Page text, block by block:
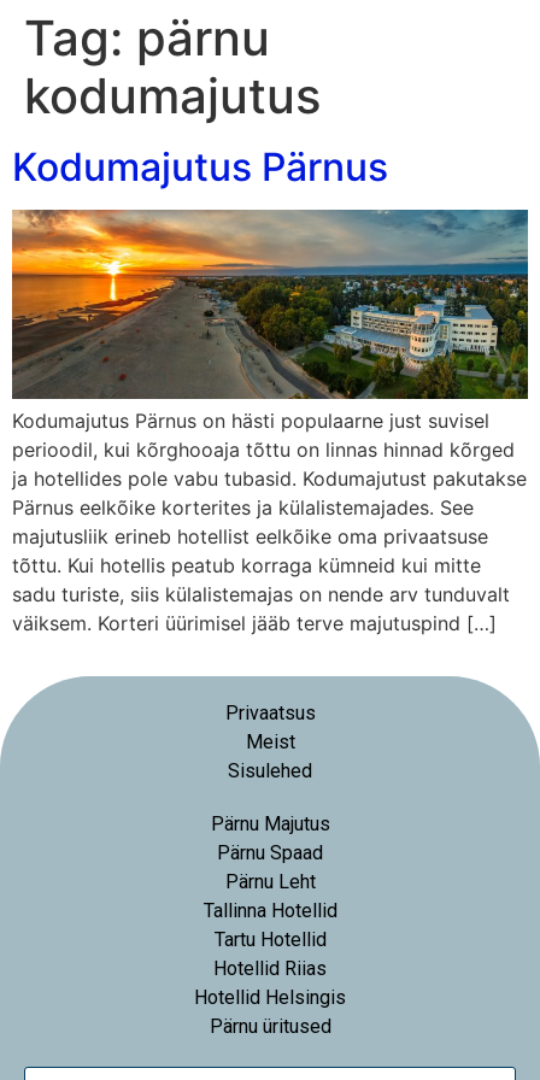
Tag: pärnu
kodumajutus
Kodumajutus Pärnus
Kodumajutus Pärnus on hästi populaarne just suvisel
perioodil, kui kõrghooaja tõttu on linnas hinnad kõrged
ja hotellides pole vabu tubasid. Kodumajutust pakutakse
Pärnus eelkõike korterites ja külalistemajades. See
majutusliik erineb hotellist eelkõike oma privaatsuse
tõttu. Kui hotellis peatub korraga kümneid kui mitte
sadu turiste, siis külalistemajas on nende arv tunduvalt
väiksem. Korteri üürimisel jääb terve majutuspind […]
Privaatsus
Meist
Sisulehed
Pärnu Majutus
Pärnu Spaad
Pärnu Leht
Tallinna Hotellid
Tartu Hotellid
Hotellid Riias
Hotellid Helsingis
Pärnu üritused